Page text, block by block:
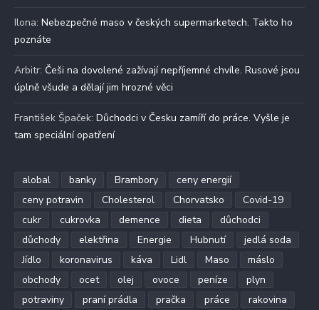
Ilona: Nebezpečné maso v českých supermarketech. Takto ho
poznáte
Arbitr: Češi na dovolené zažívají nepříjemné chvíle. Rusové jsou
úplně všude a dělají jim hrozné věci
František Špaček: Důchodci v Česku zamíří do práce. Vyšle je
tam speciální opatření
alobal banky Brambory
ceny energií
ceny potravin
Cholesterol Chorvatsko
Covid-19
cukr
cukrovka demence dieta
důchodci
důchody
elektřina Energie Hubnutí
jedlá soda
Jídlo
koronavirus káva Lidl Maso
máslo
obchody
ocet olej ovoce peníze
plyn
potraviny
praní prádla pračka práce
rakovina